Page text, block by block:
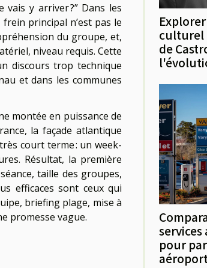
y arriver ?” Dans les
principal n’est pas le
du groupe, et,
niveau requis. Cette
discours trop technique
et dans les communes
montée en puissance de
la façade atlantique
court terme : un week-
Résultat, la première
taille des groupes,
efficaces sont ceux qui
briefing plage, mise à
promesse vague.
culturel
de
pour